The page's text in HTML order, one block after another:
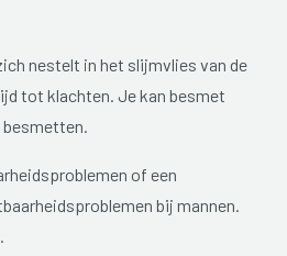
nestelt in het slijmvlies van de
tot klachten. Je kan besmet
besmetten.
of een
bij mannen.